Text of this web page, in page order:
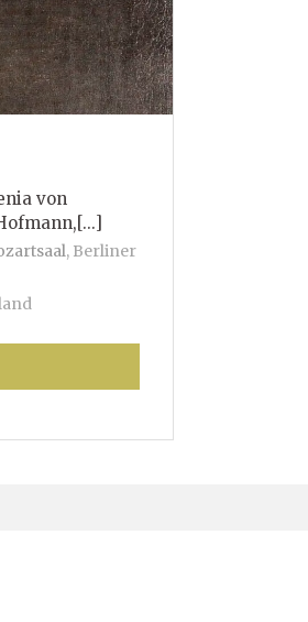
von
, Berliner